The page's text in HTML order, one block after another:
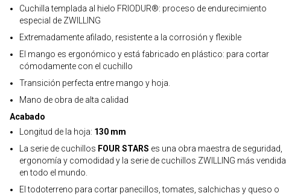
Cuchilla templada al hielo FRIODUR®: proceso de endurecimiento
especial de ZWILLING
Extremadamente afilado, resistente a la corrosión y flexible
El mango es ergonómico y está fabricado en plástico: para cortar
cómodamente con el cuchillo
Transición perfecta entre mango y hoja.
Mano de obra de alta calidad
Acabado
Longitud de la hoja: 130 mm
La serie de cuchillos FOUR STARS es una obra maestra de seguridad,
ergonomía y comodidad y la serie de cuchillos ZWILLING más vendida
en todo el mundo.
El todoterreno para cortar panecillos, tomates, salchichas y queso o